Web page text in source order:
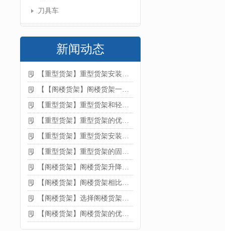
刀具车
新闻动态
【重型货架】重型货架安装注意事项
【【阁楼货架】阁楼货架一般有哪些用途
【重型货架】重型货架和轻型货架的区别是什么
【重型货架】重型货架的优缺点
【重型货架】重型货架安装需要注意什么？
【重型货架】重型货架的固定方法
【阁楼货架】阁楼货架升降机需要注意哪些
【阁楼货架】阁楼货架相比传统货架的优势是什么
【阁楼货架】选择阁楼货架的好处？
【阁楼货架】阁楼货架的优点是什么